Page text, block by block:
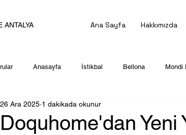
ANTALYA Ana Sayfa Hakkımızda
Anasayfa İstikbal Bellona Mondi
Doquhome'dan Yeni
26 Ara 2025 1 dakikada okunur